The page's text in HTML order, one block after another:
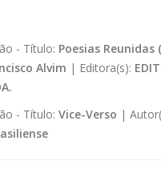
- Título: Poesias Reunidas
Alvim | Editora(s):
- Título: Vice-Verso |